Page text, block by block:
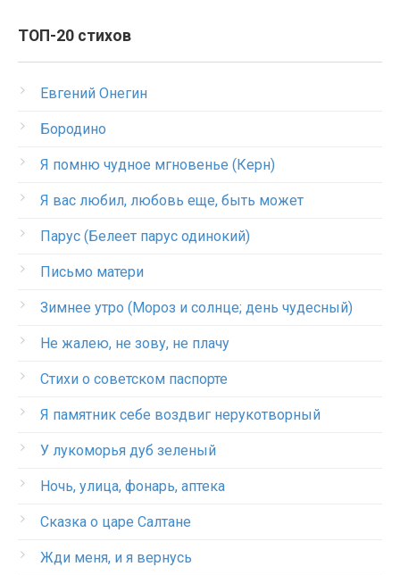
ТОП-20 стихов
Евгений Онегин
Бородино
Я помню чудное мгновенье (Керн)
Я вас любил, любовь еще, быть может
Парус (Белеет парус одинокий)
Письмо матери
Зимнее утро (Мороз и солнце; день чудесный)
Не жалею, не зову, не плачу
Стихи о советском паспорте
Я памятник себе воздвиг нерукотворный
У лукоморья дуб зеленый
Ночь, улица, фонарь, аптека
Сказка о царе Салтане
Жди меня, и я вернусь